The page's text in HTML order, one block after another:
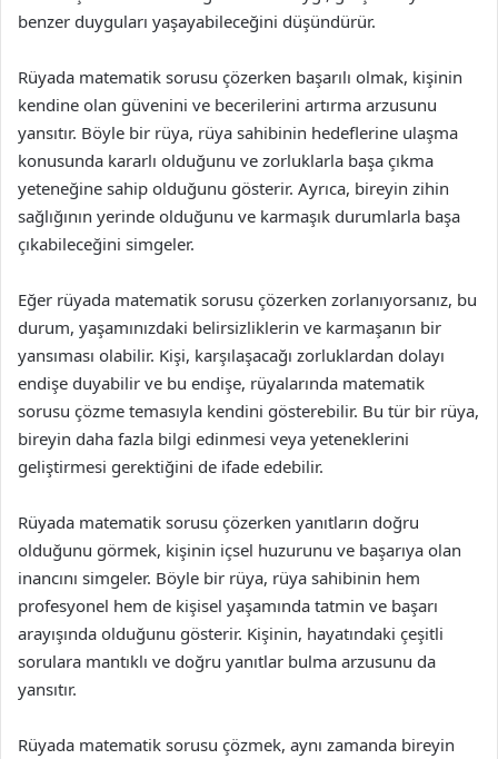
benzer duyguları yaşayabileceğini düşündürür.
Rüyada matematik sorusu çözerken başarılı olmak, kişinin
kendine olan güvenini ve becerilerini artırma arzusunu
yansıtır. Böyle bir rüya, rüya sahibinin hedeflerine ulaşma
konusunda kararlı olduğunu ve zorluklarla başa çıkma
yeteneğine sahip olduğunu gösterir. Ayrıca, bireyin zihin
sağlığının yerinde olduğunu ve karmaşık durumlarla başa
çıkabileceğini simgeler.
Eğer rüyada matematik sorusu çözerken zorlanıyorsanız, bu
durum, yaşamınızdaki belirsizliklerin ve karmaşanın bir
yansıması olabilir. Kişi, karşılaşacağı zorluklardan dolayı
endişe duyabilir ve bu endişe, rüyalarında matematik
sorusu çözme temasıyla kendini gösterebilir. Bu tür bir rüya,
bireyin daha fazla bilgi edinmesi veya yeteneklerini
geliştirmesi gerektiğini de ifade edebilir.
Rüyada matematik sorusu çözerken yanıtların doğru
olduğunu görmek, kişinin içsel huzurunu ve başarıya olan
inancını simgeler. Böyle bir rüya, rüya sahibinin hem
profesyonel hem de kişisel yaşamında tatmin ve başarı
arayışında olduğunu gösterir. Kişinin, hayatındaki çeşitli
sorulara mantıklı ve doğru yanıtlar bulma arzusunu da
yansıtır.
Rüyada matematik sorusu çözmek, aynı zamanda bireyin